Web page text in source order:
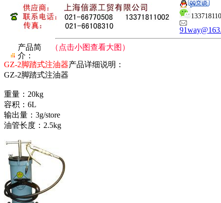
产品简
介：
（点击小图查看大图）
GZ-2脚踏式注油器产品详细说明：
GZ-2脚踏式注油器
重量：20kg
容积：6L
输出量：3g/store
油管长度：2.5kg